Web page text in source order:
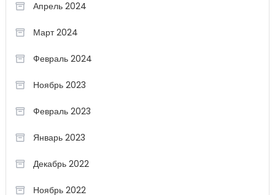
Апрель 2024
Март 2024
Февраль 2024
Ноябрь 2023
Февраль 2023
Январь 2023
Декабрь 2022
Ноябрь 2022